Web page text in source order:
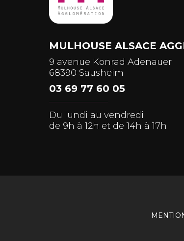
MULHOUSE ALSACE
9 avenue Konrad Adenauer
68390 Sausheim
03 69 77 60 05
Du lundi au vendredi
de 9h à 12h et de 14h à 17h